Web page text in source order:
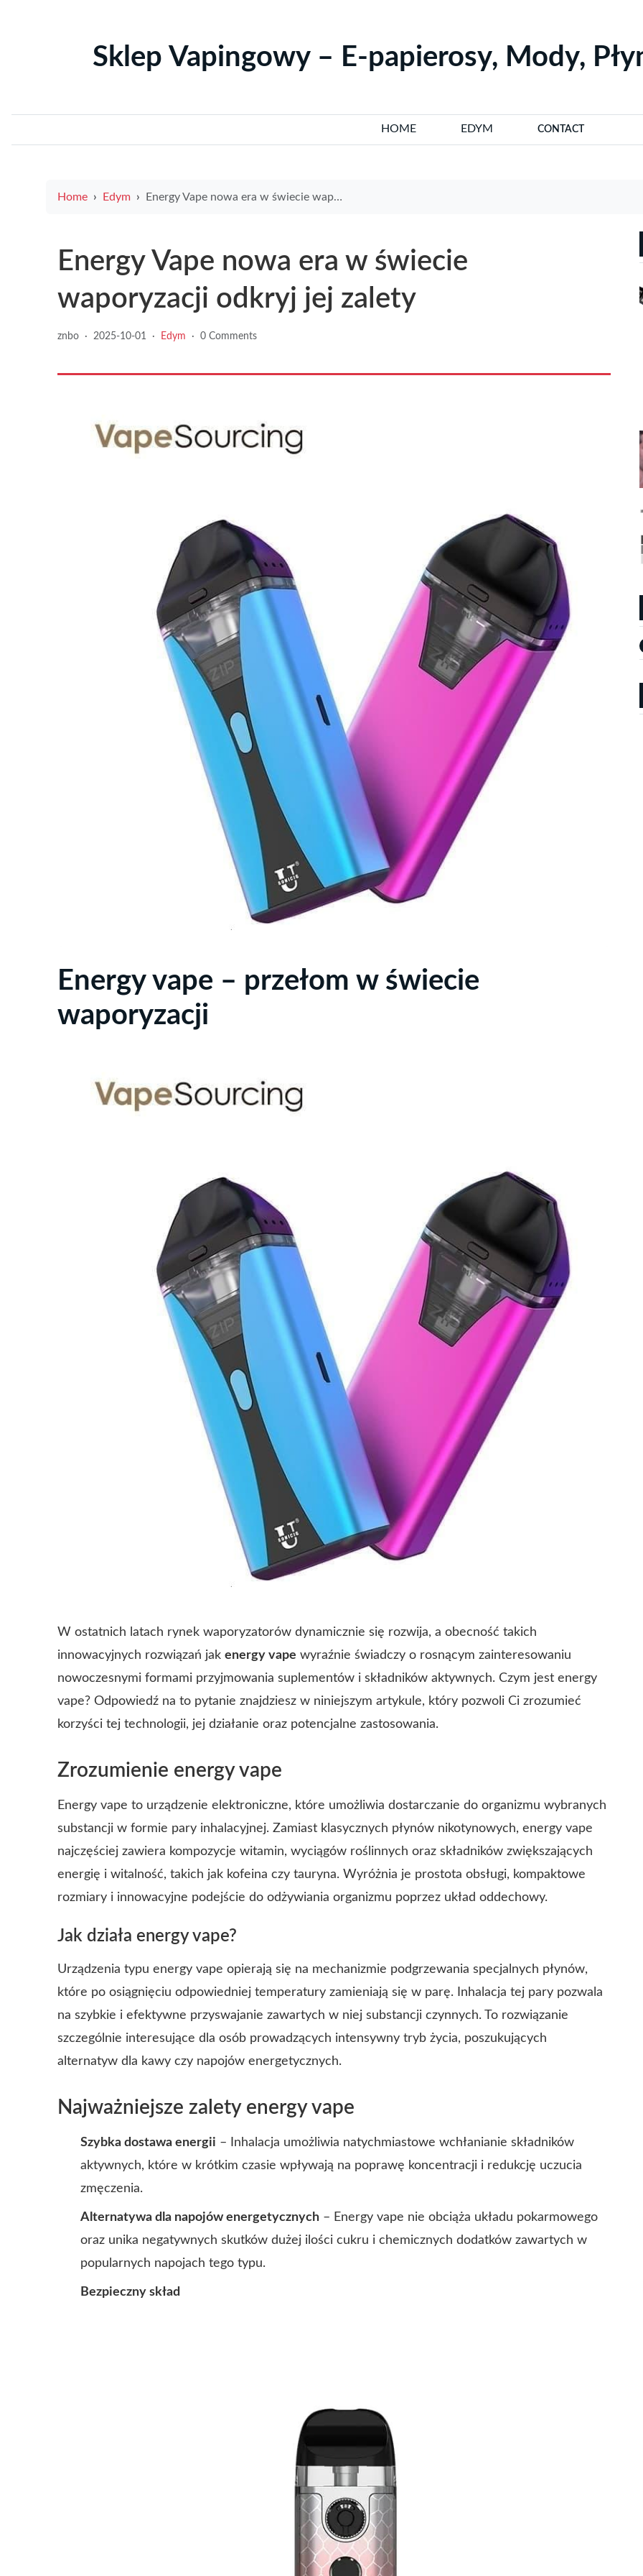
Sklep Vapingowy – E-papierosy, Mody,
HOME EDYM CONTACT
Home Edym Energy Vape nowa era w świecie waporyzacji odkryj jej zalety
Energy Vape nowa era w świecie
waporyzacji odkryj jej zalety
znbo · 2025-10-01 · Edym · 0 Comments
Energy vape – przełom w świecie
waporyzacji
W ostatnich latach rynek waporyzatorów dynamicznie się rozwija, a obecność takich
innowacyjnych rozwiązań jak energy vape wyraźnie świadczy o rosnącym zainteresowaniu
nowoczesnymi formami przyjmowania suplementów i składników aktywnych. Czym jest energy
vape? Odpowiedź na to pytanie znajdziesz w niniejszym artykule, który pozwoli Ci zrozumieć
korzyści tej technologii, jej działanie oraz potencjalne zastosowania.
Zrozumienie energy vape
Energy vape to urządzenie elektroniczne, które umożliwia dostarczanie do organizmu wybranych
substancji w formie pary inhalacyjnej. Zamiast klasycznych płynów nikotynowych, energy vape
najczęściej zawiera kompozycje witamin, wyciągów roślinnych oraz składników zwiększających
energię i witalność, takich jak kofeina czy tauryna. Wyróżnia je prostota obsługi, kompaktowe
rozmiary i innowacyjne podejście do odżywiania organizmu poprzez układ oddechowy.
Jak działa energy vape?
Urządzenia typu energy vape opierają się na mechanizmie podgrzewania specjalnych płynów,
które po osiągnięciu odpowiedniej temperatury zamieniają się w parę. Inhalacja tej pary pozwala
na szybkie i efektywne przyswajanie zawartych w niej substancji czynnych. To rozwiązanie
szczególnie interesujące dla osób prowadzących intensywny tryb życia, poszukujących
alternatyw dla kawy czy napojów energetycznych.
Najważniejsze zalety energy vape
Szybka dostawa energii – Inhalacja umożliwia natychmiastowe wchłanianie składników
aktywnych, które w krótkim czasie wpływają na poprawę koncentracji i redukcję uczucia
zmęczenia.
Alternatywa dla napojów energetycznych – Energy vape nie obciąża układu pokarmowego
oraz unika negatywnych skutków dużej ilości cukru i chemicznych dodatków zawartych w
popularnych napojach tego typu.
Bezpieczny skład